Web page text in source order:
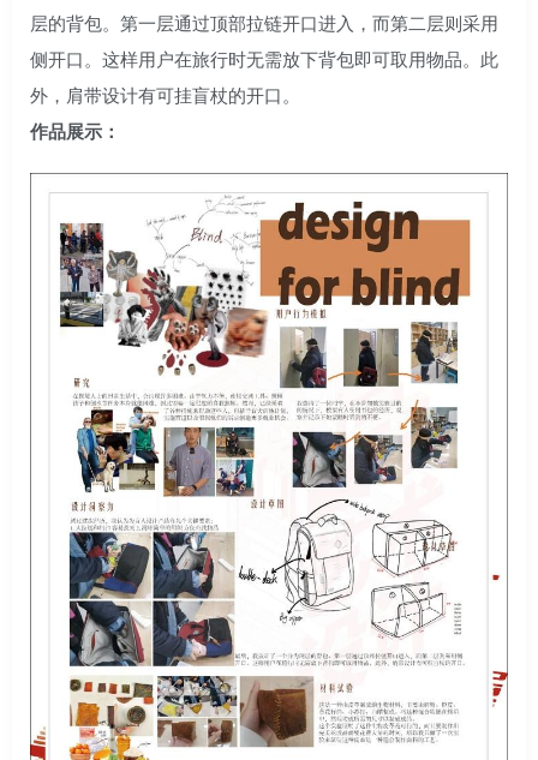
层的背包。第一层通过顶部拉链开口进入，而第二层则采用
侧开口。这样用户在旅行时无需放下背包即可取用物品。此
外，肩带设计有可挂盲杖的开口。
作品展示：